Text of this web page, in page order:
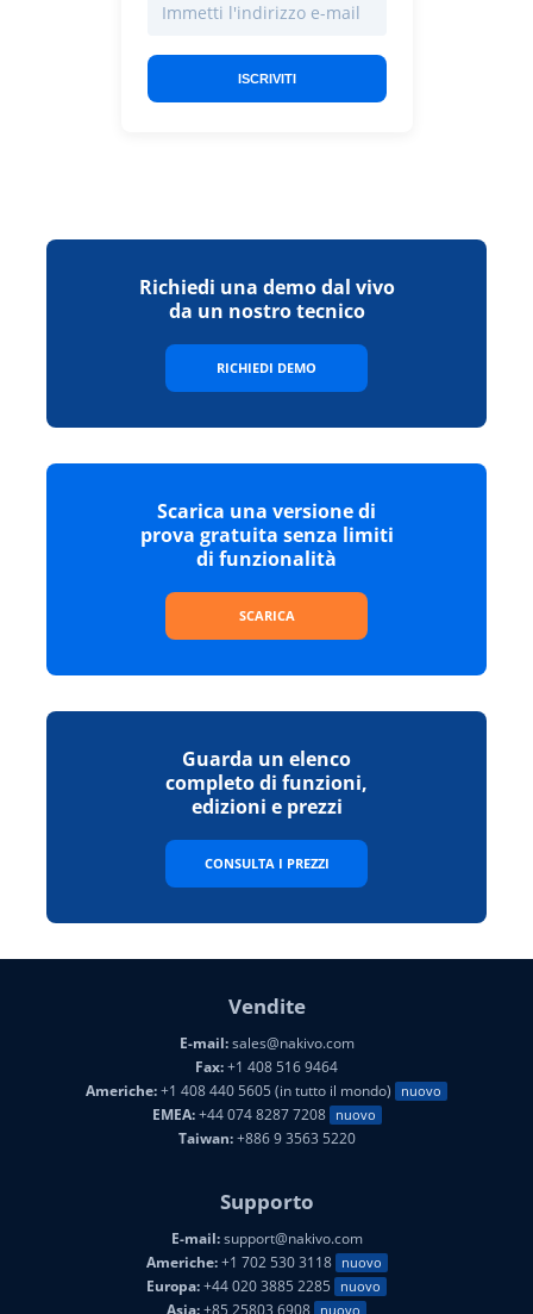
ISCRIVITI
Richiedi una demo dal vivo
da un nostro tecnico
RICHIEDI DEMO
Scarica una versione di
prova gratuita senza limiti
di funzionalità
SCARICA
Guarda un elenco
completo di funzioni,
edizioni e prezzi
CONSULTA I PREZZI
Vendite
E-mail:sales@nakivo.com
Fax:+1 408 516 9464
Americhe:+1 408 440 5605 (in tutto il mondo) nuovo
EMEA:+44 074 8287 7208 nuovo
Taiwan:+886 9 3563 5220
Supporto
E-mail:support@nakivo.com
Americhe:+1 702 530 3118 nuovo
Europa:+44 020 3885 2285 nuovo
nuovo